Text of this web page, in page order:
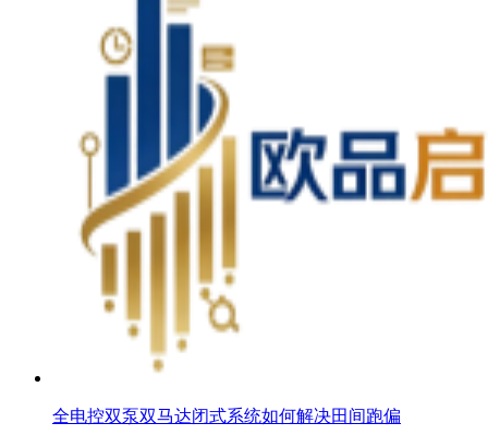
全电控双泵双马达闭式系统如何解决田间跑偏